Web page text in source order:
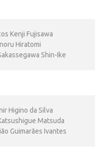
Kenji Fujisawa
Hiratomi
Shin-Ike
Higino da Silva
Matsuda
Guimarães Ivantes